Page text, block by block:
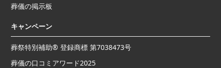
葬儀の掲示板
キャンペーン
葬祭特別補助® 登録商標 第7038473号
葬儀の口コミアワード2025